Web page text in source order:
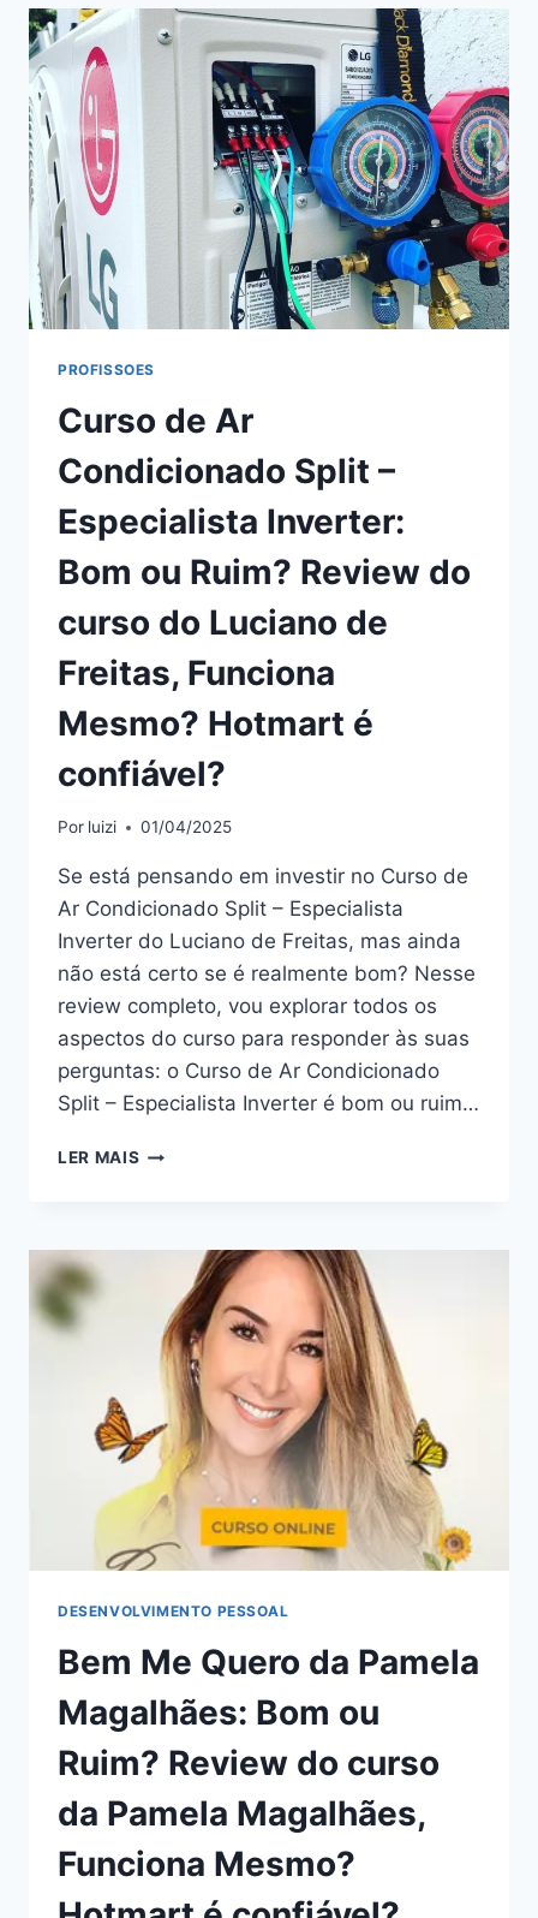
BOM
OU
ACADEMY,
FUNCIONA
MESMO?
PROFISSOES
Curso de Ar
Condicionado Split –
Especialista Inverter:
Bom ou Ruim? Review do
curso do Luciano de
Freitas, Funciona
Mesmo? Hotmart é
confiável?
Por luizi 01/04/2025
Se está pensando em investir no Curso de
Ar Condicionado Split – Especialista
Inverter do Luciano de Freitas, mas ainda
não está certo se é realmente bom? Nesse
review completo, vou explorar todos os
aspectos do curso para responder às suas
perguntas: o Curso de Ar Condicionado
Split – Especialista Inverter é bom ou ruim…
LER MAIS CURSO
SPLIT
ESPECIALISTA
INVERTER:
BOM
OU
RUIM?
REVIEW
DO
CURSO
DO
LUCIANO
DE
FUNCIONA
HOTMART
CONFIÁVEL?
DESENVOLVIMENTO PESSOAL
Bem Me Quero da Pamela
Magalhães: Bom ou
Ruim? Review do curso
da Pamela Magalhães,
Funciona Mesmo?